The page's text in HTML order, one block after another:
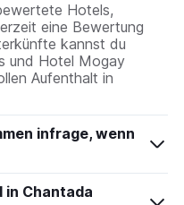
Hotels,
eine Bewertung
kannst du
und Hotel Mogay
Aufenthalt in
infrage, wenn
in Chantada